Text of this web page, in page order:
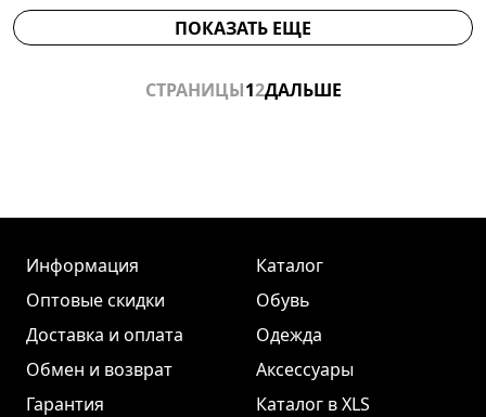
ПОКАЗАТЬ ЕЩЕ
СТРАНИЦЫ12ДАЛЬШЕ
Информация
Оптовые скидки
Доставка и оплата
Обмен и возврат
Гарантия
Каталог
Обувь
Одежда
Аксессуары
Каталог в XLS